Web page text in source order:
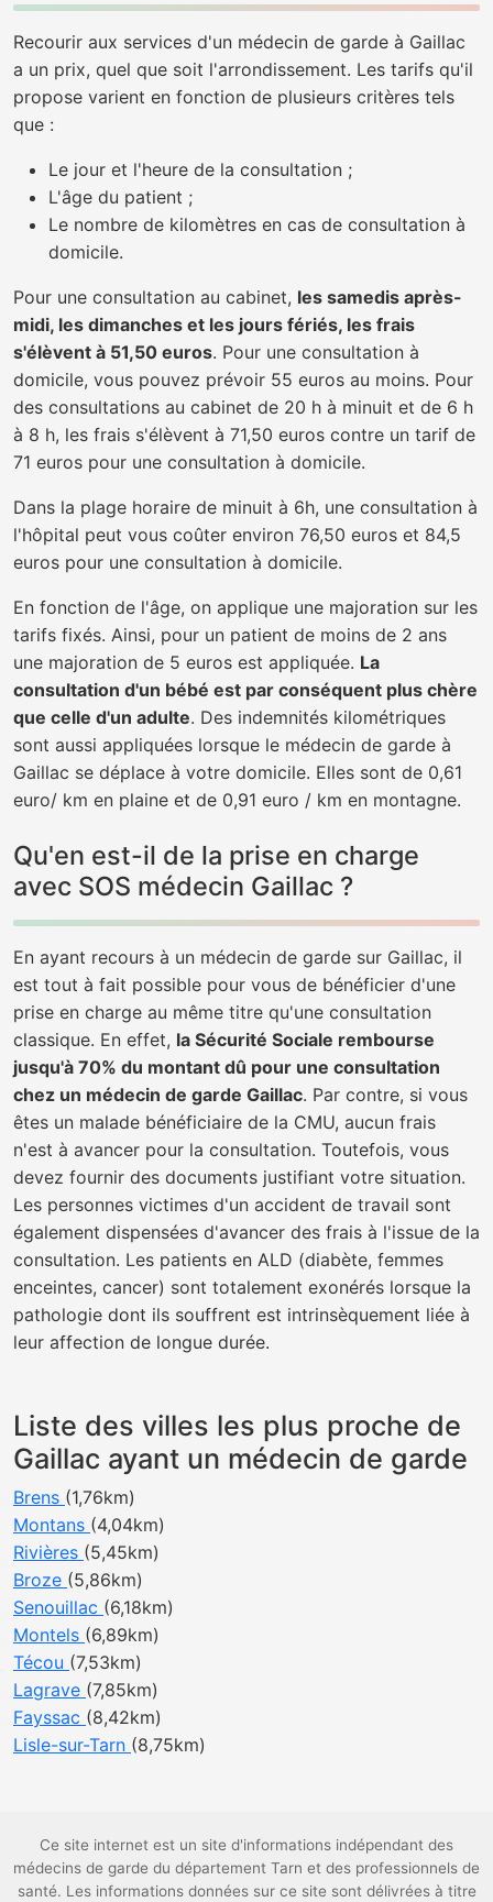
Recourir aux services d'un médecin de garde à Gaillac
a un prix, quel que soit l'arrondissement. Les tarifs qu'il
propose varient en fonction de plusieurs critères tels
que :
Le jour et l'heure de la consultation ;
L'âge du patient ;
Le nombre de kilomètres en cas de consultation à
domicile.
Pour une consultation au cabinet, les samedis après-
midi, les dimanches et les jours fériés, les frais
s'élèvent à 51,50 euros. Pour une consultation à
domicile, vous pouvez prévoir 55 euros au moins. Pour
des consultations au cabinet de 20 h à minuit et de 6 h
à 8 h, les frais s'élèvent à 71,50 euros contre un tarif de
71 euros pour une consultation à domicile.
Dans la plage horaire de minuit à 6h, une consultation à
l'hôpital peut vous coûter environ 76,50 euros et 84,5
euros pour une consultation à domicile.
En fonction de l'âge, on applique une majoration sur les
tarifs fixés. Ainsi, pour un patient de moins de 2 ans
une majoration de 5 euros est appliquée. La
consultation d'un bébé est par conséquent plus chère
que celle d'un adulte. Des indemnités kilométriques
sont aussi appliquées lorsque le médecin de garde à
Gaillac se déplace à votre domicile. Elles sont de 0,61
euro/ km en plaine et de 0,91 euro / km en montagne.
Qu'en est-il de la prise en charge
avec SOS médecin Gaillac ?
En ayant recours à un médecin de garde sur Gaillac, il
est tout à fait possible pour vous de bénéficier d'une
prise en charge au même titre qu'une consultation
classique. En effet, la Sécurité Sociale rembourse
jusqu'à 70% du montant dû pour une consultation
chez un médecin de garde Gaillac. Par contre, si vous
êtes un malade bénéficiaire de la CMU, aucun frais
n'est à avancer pour la consultation. Toutefois, vous
devez fournir des documents justifiant votre situation.
Les personnes victimes d'un accident de travail sont
également dispensées d'avancer des frais à l'issue de la
consultation. Les patients en ALD (diabète, femmes
enceintes, cancer) sont totalement exonérés lorsque la
pathologie dont ils souffrent est intrinsèquement liée à
leur affection de longue durée.
Liste des villes les plus proche de
Gaillac ayant un médecin de garde
Brens (1,76km)
Montans (4,04km)
Rivières (5,45km)
Broze (5,86km)
Senouillac (6,18km)
Montels (6,89km)
Técou (7,53km)
Lagrave (7,85km)
Fayssac (8,42km)
Lisle-sur-Tarn (8,75km)
Ce site internet est un site d'informations indépendant des
médecins de garde du département Tarn et des professionnels de
santé. Les informations données sur ce site sont délivrées à titre